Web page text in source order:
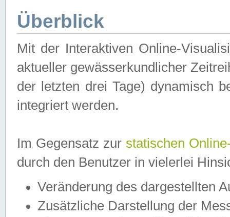
Überblick
Mit der Interaktiven Online-
aktueller gewässerkundlicher
der letzten drei Tage) dynamisch
integriert werden.
Im Gegensatz zur statischen
durch den Benutzer in vielerlei
Veränderung des dargestellten
Zusätzliche Darstellung der